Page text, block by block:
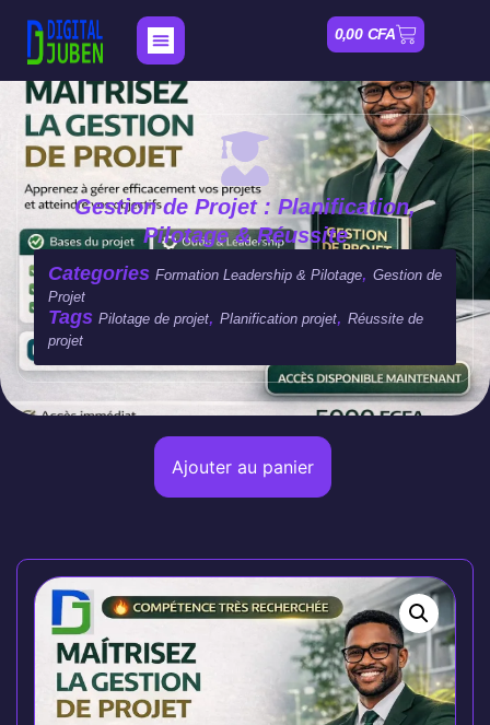
0,00 CFA
Gestion de Projet : Planification,
Pilotage & Réussite
Categories Formation Leadership & Pilotage, Gestion de
Projet
Tags Pilotage de projet, Planification projet, Réussite de
projet
Ajouter au panier